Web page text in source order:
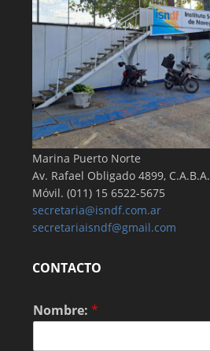
Marina Puerto Norte
Av. Rafael Obligado 4899, C.A.B.A.
Móvil. (011) 15 6522-5675
secretaria@isndf.com.ar
secretariaisndf@gmail.com
CONTACTO
Nombre: *